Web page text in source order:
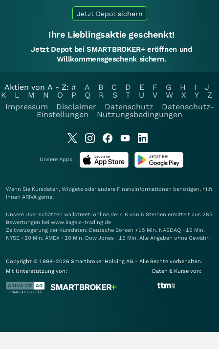
Jetzt Depot sichern
Ihre Lieblingsaktie geschenkt!
Jetzt Depot bei SMARTBROKER+ eröffnen und
Willkommensgeschenk sichern.
Aktien von A - Z: # A B C D E F G H I
J
K
L M N O P Q R S T U V W X Y
Z
Impressum
Disclaimer Datenschutz
Datenschutz-
Einstellungen
Nutzungsbedingungen
Unsere Apps:
Wenn Sie Kursdaten, Widgets oder andere Finanzinformationen benötigen, hilft
Ihnen ARIVA gerne.
Unsere User schätzen wallstreet-online.de: 4.8 von 5 Sternen ermittelt aus 285
Bewertungen bei www.kagels-trading.de
Zeitverzögerung der Kursdaten: Deutsche Börsen +15 Min. NASDAQ +15 Min.
NYSE +20 Min. AMEX +20 Min. Dow Jones +15 Min. Alle Angaben ohne Gewähr.
Copyright © 1998-2026 Smartbroker Holding AG - Alle Rechte vorbehalten.
Mit Unterstützung von:
Daten & Kurse von: